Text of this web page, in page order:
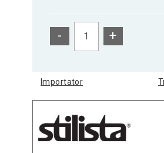
Pardoseală de
Pardoseală de vinil
Pardoseală de vinil
- +
Importator